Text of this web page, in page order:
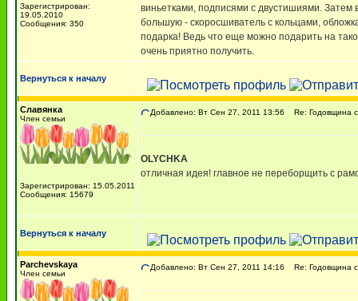
Зарегистрирован:
19.05.2010
Сообщения: 350
виньетками, подписями с двустишиями. Затем
большую - скоросшиватель с кольцами,
подарка! Ведь что еще можно подарить на
очень приятно получить.
Вернуться к началу
Славянка
Член семьи
Зарегистрирован: 15.05.2011
Сообщения: 15679
Добавлено: Вт Сен 27, 2011 13:56 Re: Годовщина
ОLYCHKA
отличная идея! главное не переборщить с
Вернуться к началу
Parchevskaya
Член семьи
Добавлено: Вт Сен 27, 2011 14:16 Re: Годовщина